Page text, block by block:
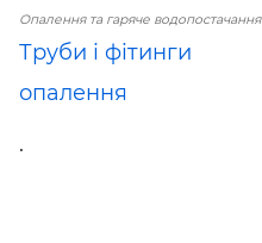
Опалення та гаряче водопостачання
Труби і фітинги
опалення
.